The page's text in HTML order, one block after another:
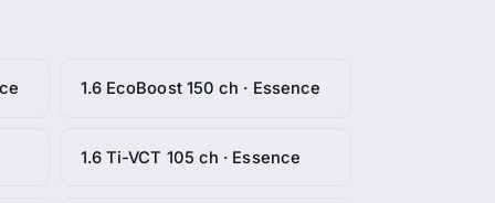
1.6 EcoBoost 150 ch · Essence
1.6 Ti-VCT 105 ch · Essence